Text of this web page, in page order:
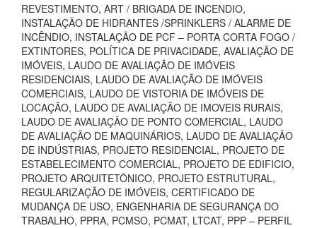
REVESTIMENTO, ART / BRIGADA DE INCENDIO,
INSTALAÇÃO DE HIDRANTES /SPRINKLERS / ALARME DE
INCÊNDIO, INSTALAÇÃO DE PCF – PORTA CORTA FOGO /
EXTINTORES, POLÍTICA DE PRIVACIDADE, AVALIAÇÃO DE
IMÓVEIS, LAUDO DE AVALIAÇÃO DE IMÓVEIS
RESIDENCIAIS, LAUDO DE AVALIAÇÃO DE IMÓVEIS
COMERCIAIS, LAUDO DE VISTORIA DE IMÓVEIS DE
LOCAÇÃO, LAUDO DE AVALIAÇÃO DE IMOVEIS RURAIS,
LAUDO DE AVALIAÇÃO DE PONTO COMERCIAL, LAUDO
DE AVALIAÇÃO DE MAQUINÁRIOS, LAUDO DE AVALIAÇÃO
DE INDÚSTRIAS, PROJETO RESIDENCIAL, PROJETO DE
ESTABELECIMENTO COMERCIAL, PROJETO DE EDIFICIO,
PROJETO ARQUITETÔNICO, PROJETO ESTRUTURAL,
REGULARIZAÇÃO DE IMÓVEIS, CERTIFICADO DE
MUDANÇA DE USO, ENGENHARIA DE SEGURANÇA DO
TRABALHO, PPRA, PCMSO, PCMAT, LTCAT, PPP – PERFIL